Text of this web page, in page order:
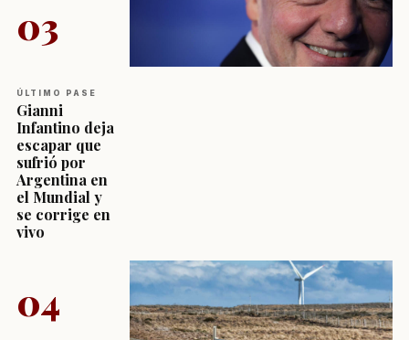
03
ÚLTIMO PASE
Gianni
Infantino deja
escapar que
sufrió por
Argentina en
el Mundial y
se corrige en
vivo
04